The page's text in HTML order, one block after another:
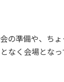
の準備や、ち
なく会場とな